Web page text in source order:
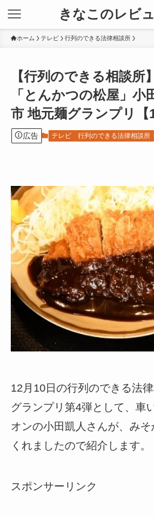
きなこのレビ
ホーム テレビ 行列のできる法律相談所
【行列のできる相談所
「とんかつの松屋」小
市 地元麺グランプリ【
広告 テレビ 行列のできる法律相談所
12月10日の行列のできる法
グランプリ第4弾として、車
オンの小田凱人さんが、み
くれましたので紹介します。
スポンサーリンク